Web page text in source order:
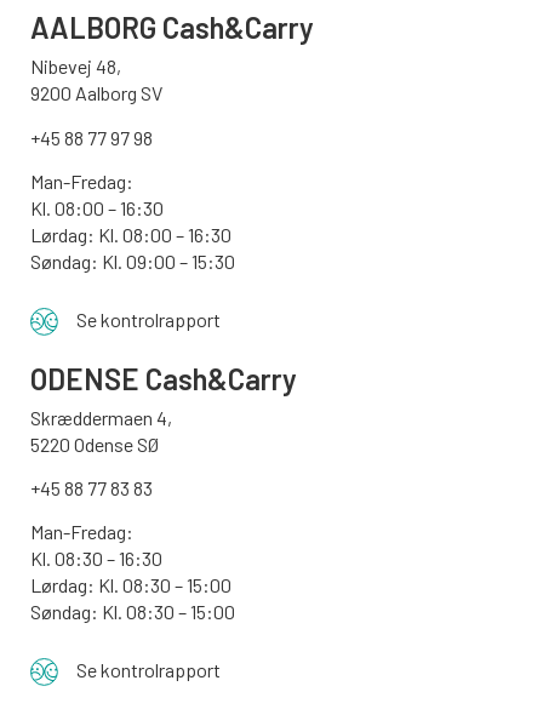
AALBORG Cash&Carry
Nibevej 48,
9200 Aalborg SV
+45 88 77 97 98
Man-Fredag:
Kl. 08:00 – 16:30
Lørdag: Kl. 08:00 – 16:30
Søndag: Kl. 09:00 – 15:30
Se kontrolrapport
ODENSE Cash&Carry
Skræddermaen 4,
5220 Odense SØ
+45 88 77 83 83
Man-Fredag:
Kl. 08:30 – 16:30
Lørdag: Kl. 08:30 – 15:00
Søndag: Kl. 08:30 – 15:00
Se kontrolrapport